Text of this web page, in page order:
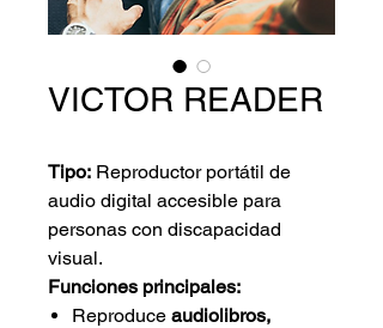
VICTOR READER
Tipo: Reproductor portátil de
audio digital accesible para
personas con discapacidad
visual.
Funciones principales:
Reproduce audiolibros,